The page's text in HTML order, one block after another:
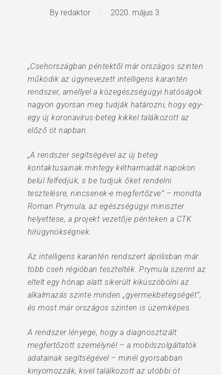
By redaktor 2020. május 3.
„Csehországban péntektől már országos szinten
működik az úgynevezett intelligens karantén
rendszer, amellyel a közegészségügyi hatóságok
nagyon gyorsan meg tudják határozni, hogy egy-
egy új koronavírus-beteg kikkel találkozott az
előző öt napban.
„A rendszer segítségével az új beteg
kontaktusainak mintegy kétharmadát napokon
belül felfedjük, s be tudjuk őket rendelni
tesztelésre, nincsenek-e megfertőzve” – mondta
Roman Prymula, az egészségügyi miniszter
helyettese, a projekt vezetője pénteken a CTK
hírügynökségnek.
Az intelligens karantén rendszert áprilisban már
több cseh régióban tesztelték. Prymula szerint az
eltelt egy hónap alatt sikerült kiküszöbölni az
alkalmazás szinte minden „gyermekbetegségét”,
és most már országos szinten is üzemképes.
A rendszer lényege, hogy a diagnosztizált
megfertőzött személynél – a mobilszolgáltatók
adatainak segítségével – minél gyorsabban
kinyomozzák, kivel találkozott az utóbbi öt